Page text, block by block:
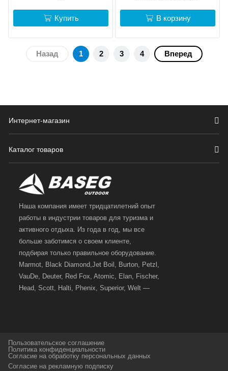
Купить В корзину
Назад 1 2 3 4 Вперед
Интернет-магазин
Каталог товаров
Наша компания имеет тридцатилетний опыт
работы в индустрии товаров для туризма и
активного отдыха. Из года в год, мы все
больше заботимся о своем клиенте,
подбирая только правильное оборудование.
Marmot, Black Diamond,Jet Boil, Burton, Petzl,
VauDe, Deuter, Red Fox, Atomic, Elan, Fischer,
Head, Scott, Halti, Phenix, Superior, Welt —
и взыскательных путешественников,
спортсменов и отдыхающих.
Пользовательское соглашение
Политика конфиденциальности
Согласие на обработку персональных данных
Согласие на рекламную подписку